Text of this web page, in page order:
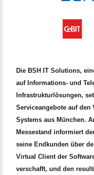
Die BSH IT Solutions,
auf Informations- und
Infrastrukturlösungen,
Serviceangebote auf
Systems aus München.
Messestand informiert
seine Endkunden über
Virtual Client der
verschafft, und den